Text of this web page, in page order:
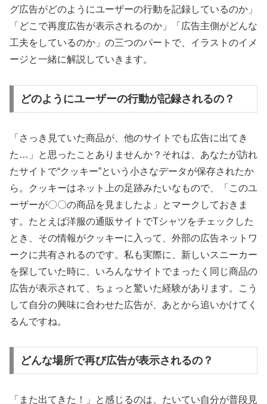
グ広告がどのようにユーザーの行動を記録しているのか」
「どこで再度広告が表示されるのか」「広告主側がどんな
工夫をしているのか」の三つのパートで、イラストのイメ
ージと一緒に解説していきます。
どのようにユーザーの行動が記録されるの？
「さっき見ていた商品が、他のサイトでも広告に出てき
た…」と思ったことありませんか？それは、あなたが訪れ
たサイトで“クッキー”という小さなデータが保存されたか
ら。クッキーはネット上の足跡みたいなもので、「このユ
ーザーが〇〇の商品を見ましたよ」とマークしておきま
す。たとえば洋服の通販サイトでTシャツをチェックした
とき、その情報がクッキーに入って、外部の広告ネットワ
ークに共有されるのです。私も実際に、新しいスニーカー
を探していた時に、いろんなサイトでまったく同じ商品の
広告が表示されて、ちょっと驚いた経験があります。こう
して自分の興味に合わせた広告が、あとから追いかけてく
るんですね。
どんな場所で再び広告が表示されるの？
「また出てきた！」と感じるのは、たいてい自分が普段見